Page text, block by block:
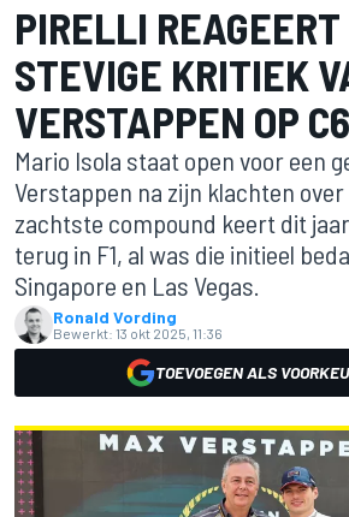
PIRELLI REAGEERT
STEVIGE KRITIEK
VERSTAPPEN OP
Mario Isola staat open voor een
Verstappen na zijn klachten over
zachtste compound keert dit
terug in F1, al was die initieel
Singapore en Las Vegas.
Ronald Vording
Bewerkt: 13 okt 2025, 11:36
TOEVOEGEN ALS